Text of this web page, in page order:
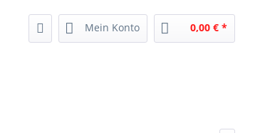
Mein Konto 0,00 € *